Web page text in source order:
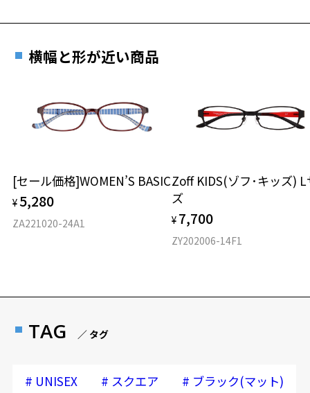
横幅と形が近い商品
[セール価格]WOMEN’S BASIC
¥ 5,280
ZA221020-24A1
Zoff KIDS(ゾフ･キッズ) L
ズ
¥ 7,700
ZY202006-14F1
TAG ／ タグ
# UNISEX # スクエア # ブラック(マット)